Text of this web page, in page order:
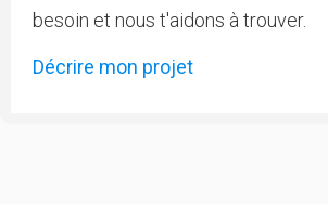
besoin et nous t'aidons à trouver.
Décrire mon projet